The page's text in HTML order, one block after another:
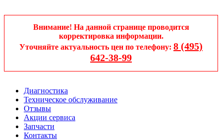
Внимание! На данной странице проводится
корректировка информации.
Уточняйте актуальность цен по телефону: 8 (495)
642-38-99
Диагностика
Техническое обслуживание
Отзывы
Акции сервиса
Запчасти
Контакты